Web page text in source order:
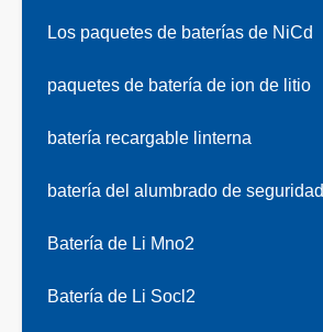
Los paquetes de baterías de NiCd
paquetes de batería de ion de litio
batería recargable linterna
batería del alumbrado de seguridad
Batería de Li Mno2
Batería de Li Socl2